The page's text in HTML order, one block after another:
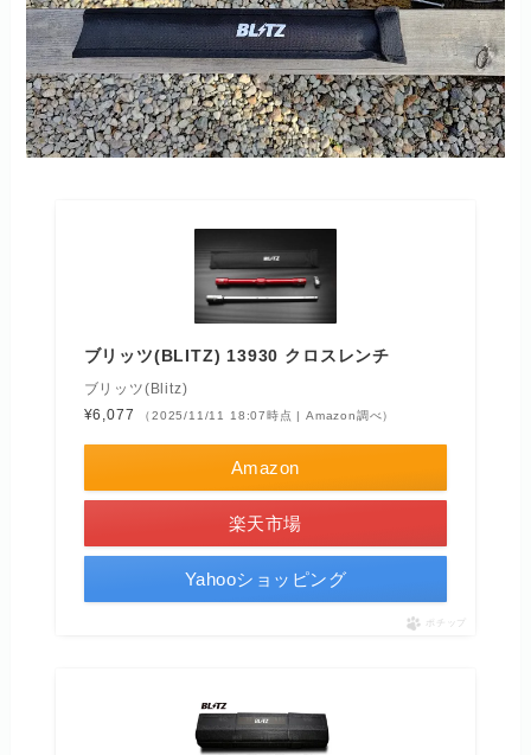
ブリッツ(BLITZ) 13930 クロスレンチ
ブリッツ(Blitz)
¥6,077
（2025/11/11 18:07時点 | Amazon調べ）
Amazon
楽天市場
Yahooショッピング
ポチップ